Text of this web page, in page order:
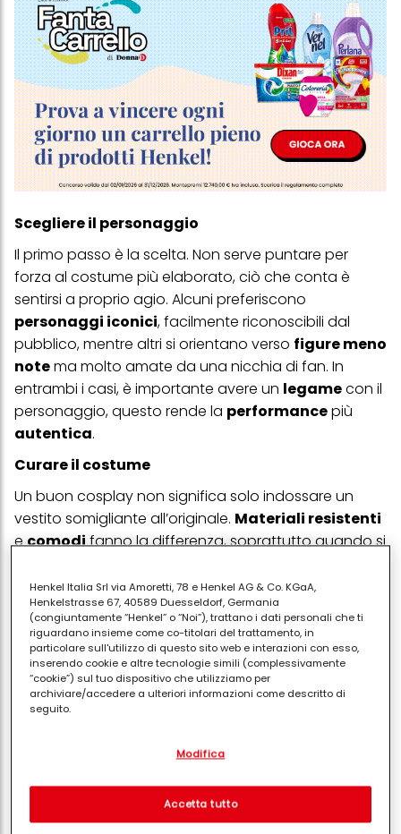
Scegliere il personaggio
Il primo passo è la scelta. Non serve puntare per
forza al costume più elaborato, ciò che conta è
sentirsi a proprio agio. Alcuni preferiscono
personaggi iconici, facilmente riconoscibili dal
pubblico, mentre altri si orientano verso figure meno
notema molto amate da una nicchia di fan. In
entrambi i casi, è importante avere un legamecon il
personaggio, questo rende la performancepiù
autentica.
Curare il costume
Un buon cosplay non significa solo indossare un
vestito somigliante all’originale. Materiali resistenti
ecomodifanno la differenza, soprattutto quando si
foto. Anche gliaccessori hanno un ruolo
importante:spade,bacchette,cappelli
mascherepossono esaltare l’effetto finale. Meglio
però evitare oggetti troppo ingombranti, che
rendono difficile spostarsi tra i padiglioni affollati.
Make-up e parrucche
ben sistemata o un
attenzione possono rendere riconoscibile un
personaggio più di un accessorio costoso. Non
occorrono grandi spese,tutorial onlineekit
Henkel Italia Srl via Amoretti, 78 e Henkel AG & Co. KGaA,
Henkelstrasse 67, 40589 Duesseldorf, Germania
(congiuntamente “Henkel” o “Noi”), trattano i dati personali che ti
riguardano insieme come co-titolari del trattamento, in
particolare sull'utilizzo di questo sito web e interazioni con esso,
inserendo cookie e altre tecnologie simili (complessivamente
“cookie”) sul tuo dispositivo che utilizziamo per
archiviare/accedere a ulteriori informazioni come descritto di
seguito.
separati o co-titolari come indicato nella nostra Informativa sulla
pixel, impronte digitali e tecnologie simili" utilizzeremo anche
cookie ed elaboreremo i dati relativi a te per
Modifica
Accetta tutto